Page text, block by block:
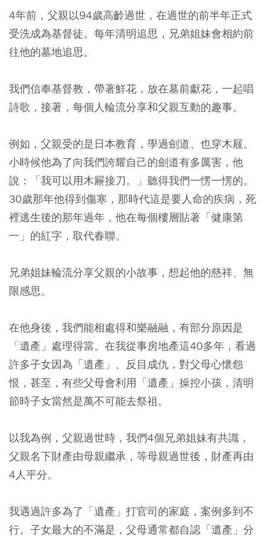
4年前，父親以94歲高齡過世，在過世的前半年正式
受洗成為基督徒。每年清明追思，兄弟姐妹會相約前
往他的墓地追思。
我們信奉基督教，帶著鮮花，放在墓前獻花，一起唱
詩歌，接著，每個人輪流分享和父親互動的趣事。
例如，父親受的是日本教育，學過劍道、也穿木屐。
小時候他為了向我們誇耀自己的劍道有多厲害，他
說：「我可以用木屜接刀。」聽得我們一愣一愣的。
30歲那年他得到傷寒，那時代這是要人命的疾病，死
裡逃生後的那年過年，他在每個樓層貼著「健康第
一」的紅字，取代春聯。
兄弟姐妹輪流分享父親的小故事，想起他的慈祥、無
限感思。
在他身後，我們能相處得和樂融融，有部分原因是
「遺產」處理得當。在我從事房地產這40多年，看過
許多子女因為「遺產」、反目成仇，對父母心懷怨
恨，甚至，有些父母會利用「遺產」操控小孩，清明
節時子女當然是萬不可能去祭祖。
以我為例，父親過世時，我們4個兄弟姐妹有共識，
父親名下財產由母親繼承，等母親過世後，財產再由
4人平分。
我遇過許多為了「遺產」打官司的家庭，案例多到不
行。子女最大的不滿是，父母通常都自認「遺產」分